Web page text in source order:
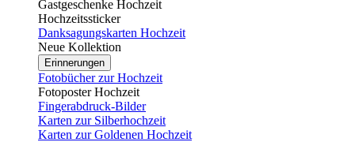
Gastgeschenke Hochzeit
Hochzeitssticker
Danksagungskarten Hochzeit
Neue Kollektion
Erinnerungen
Fotobücher zur Hochzeit
Fotoposter Hochzeit
Fingerabdruck-Bilder
Karten zur Silberhochzeit
Karten zur Goldenen Hochzeit